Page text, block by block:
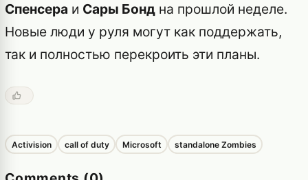
Спенсера и Сары Бонд на прошлой неделе.
Новые люди у руля могут как поддержать,
так и полностью перекроить эти планы.
Activision call of duty Microsoft standalone Zombies